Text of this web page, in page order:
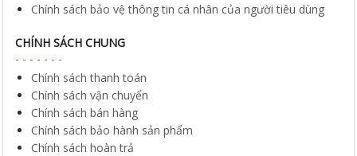
Chính sách bảo vệ thông tin cá nhân của người tiêu dùng
CHÍNH SÁCH CHUNG
Chính sách thanh toán
Chính sách vận chuyển
Chính sách bán hàng
Chính sách bảo hành sản phẩm
Chính sách hoàn trả